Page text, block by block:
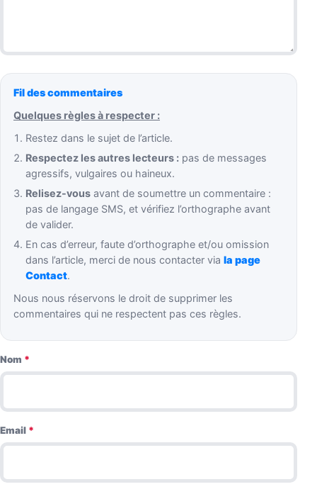
Fil des commentaires
Quelques règles à respecter :
Restez dans le sujet de l’article.
Respectez les autres lecteurs : pas de messages
agressifs, vulgaires ou haineux.
Relisez-vous avant de soumettre un commentaire :
pas de langage SMS, et vérifiez l’orthographe avant
de valider.
En cas d’erreur, faute d’orthographe et/ou omission
dans l’article, merci de nous contacter viala page
Contact.
Nous nous réservons le droit de supprimer les
commentaires qui ne respectent pas ces règles.
Nom *
Email *